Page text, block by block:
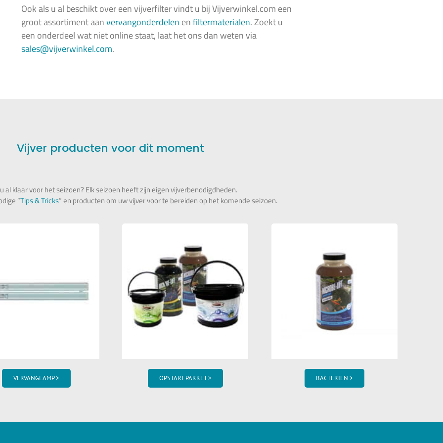
Ook als u al beschikt over een vijverfilter vindt u bij Vijverwinkel.com een
groot assortiment aanvervangonderdelen enfiltermaterialen. Zoekt u
een onderdeel wat niet online staat, laat het ons dan weten via
sales@vijverwinkel.com.
Vijver producten voor dit moment
al klaar voor het seizoen? Elk seizoen heeft zijn eigen vijverbenodigdheden.
“Tips & Tricks” en producten om uw vijver voor te bereiden op het komende seizoen.
VERVANGLAMP > OPSTART PAKKET > BACTERIËN >